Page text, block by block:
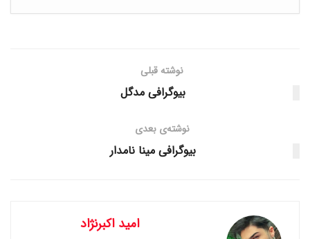
نوشته قبلی
بیوگرافی مدگل
نوشته‌ی بعدی
بیوگرافی مینا نامدار
امید اکبرنژاد